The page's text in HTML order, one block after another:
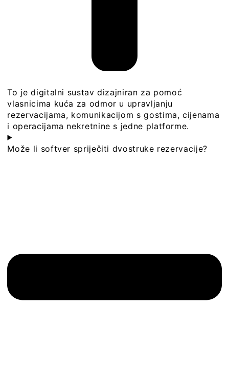
To je digitalni sustav dizajniran za pomoć
vlasnicima kuća za odmor u upravljanju
rezervacijama, komunikacijom s gostima, cijenama
i operacijama nekretnine s jedne platforme.
Može li softver spriječiti dvostruke rezervacije?